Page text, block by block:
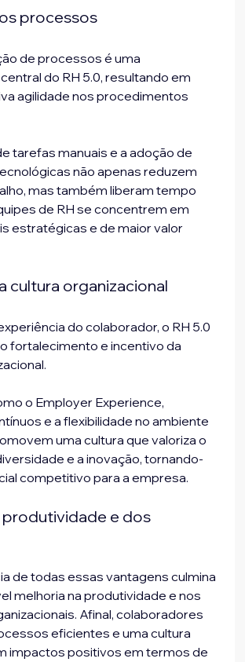
processos
de processos é uma
do RH 5.0, resultando em
agilidade nos procedimentos
tarefas manuais e a adoção de
não apenas reduzem
mas também liberam tempo
de RH se concentrem em
estratégicas e de maior valor
cultura organizacional
do colaborador, o RH 5.0
fortalecimento e incentivo da
o Employer Experience,
e a flexibilidade no ambiente
uma cultura que valoriza o
e a inovação, tornando-
competitivo para a empresa.
produtividade e dos
de todas essas vantagens culmina
melhoria na produtividade e nos
Afinal, colaboradores
eficientes e uma cultura
impactos positivos em termos de